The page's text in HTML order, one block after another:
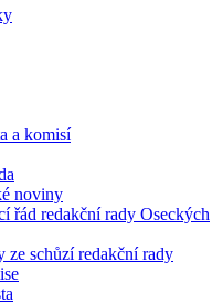
a komisí
noviny
řád redakční rady Oseckých
ze schůzí redakční rady